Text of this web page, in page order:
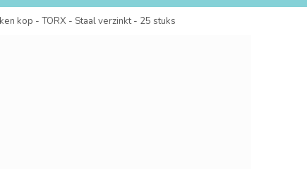
kop - TORX - Staal verzinkt - 25 stuks